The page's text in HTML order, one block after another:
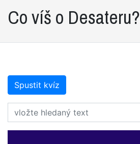
Co víš o Desateru?
Spustit kvíz